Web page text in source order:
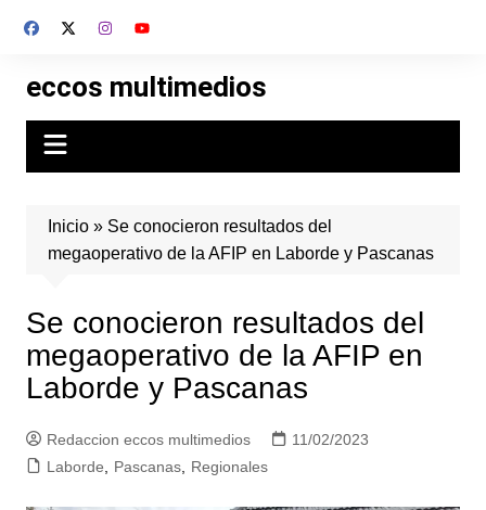
eccos multimedios
Inicio» Se conocieron resultados del
megaoperativo de la AFIP en Laborde y Pascanas
Se conocieron resultados del
megaoperativo de la AFIP en
Laborde y Pascanas
Redaccion eccos multimedios
11/02/2023
Laborde
Pascanas, Regionales